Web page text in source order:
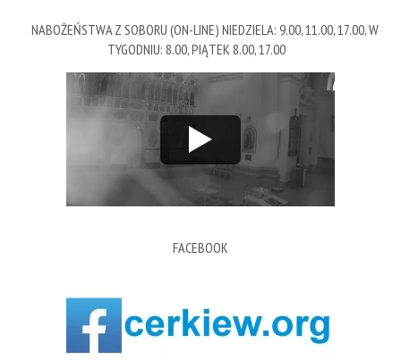
NABOŻEŃSTWA Z SOBORU (ON-LINE) NIEDZIELA: 9.00, 11.00, 17.00, W
TYGODNIU: 8.00, PIĄTEK 8.00, 17.00
FACEBOOK